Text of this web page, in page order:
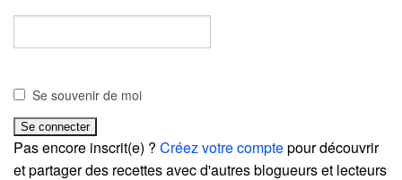
Se souvenir de moi
Pas encore inscrit(e) ? Créez votre comptepour découvrir
et partager des recettes avec d'autres blogueurs et lecteurs